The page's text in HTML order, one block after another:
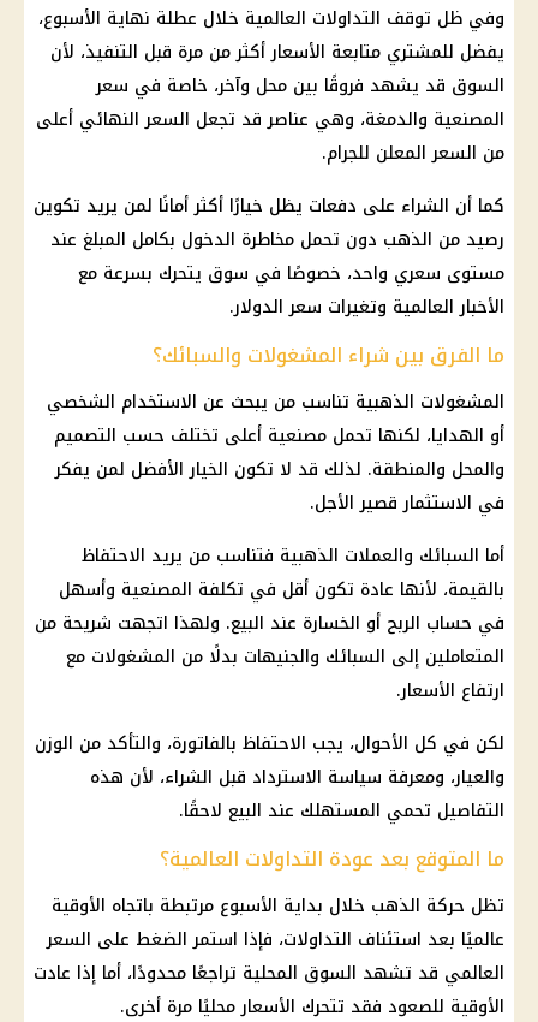
وفي ظل توقف التداولات العالمية خلال عطلة نهاية الأسبوع،
يفضل للمشتري متابعة الأسعارأكثر من مرة قبل التنفيذ، لأن
السوق قد يشهد فروقًا بين محل وآخر، خاصة في سعر
المصنعية والدمغة، وهي عناصر قد تجعل السعر النهائي أعلى
من السعر المعلن للجرام.
كما أن الشراء على دفعات يظل خيارًا أكثر أمانًا لمن يريد تكوين
رصيد من الذهب دون تحمل مخاطرة الدخول بكامل المبلغ عند
مستوى سعري واحد، خصوصًا في سوق يتحرك بسرعة مع
الأخبار العالمية وتغيرات سعر الدولار.
ما الفرق بين شراء المشغولات والسبائك؟
المشغولات الذهبية تناسب من يبحث عن الاستخدام الشخصي
أو الهدايا، لكنها تحمل مصنعية أعلى تختلف حسب التصميم
والمحل والمنطقة. لذلك قد لا تكون الخيار الأفضل لمن يفكر
في الاستثمارقصير الأجل.
أما السبائك والعملات الذهبية فتناسب من يريد الاحتفاظ
بالقيمة، لأنها عادة تكون أقل في تكلفة المصنعية وأسهل
في حساب الربح أو الخسارة عند البيع. ولهذا اتجهت شريحة من
المتعاملين إلى السبائك والجنيهات بدلًا من المشغولات مع
ارتفاع الأسعار.
لكن في كل الأحوال، يجب الاحتفاظ بالفاتورة، والتأكد من الوزن
والعيار، ومعرفة سياسة الاسترداد قبل الشراء، لأن هذه
التفاصيل تحمي المستهلك عند البيع لاحقًا.
ما المتوقع بعد عودة التداولات العالمية؟
تظل حركة الذهب خلال بداية الأسبوع مرتبطة باتجاه الأوقية
عالميًا بعد استئناف التداولات، فإذا استمر الضغط على السعر
العالمي قد تشهد السوق المحلية تراجعًا محدودًا، أما إذا عادت
الأوقية للصعود فقد تتحرك الأسعارمحليًا مرة أخرى.